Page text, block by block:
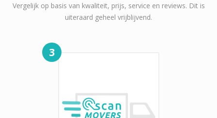
Vergelijk op basis van kwaliteit, prijs, service en reviews. Dit is
uiteraard geheel vrijblijvend.
3